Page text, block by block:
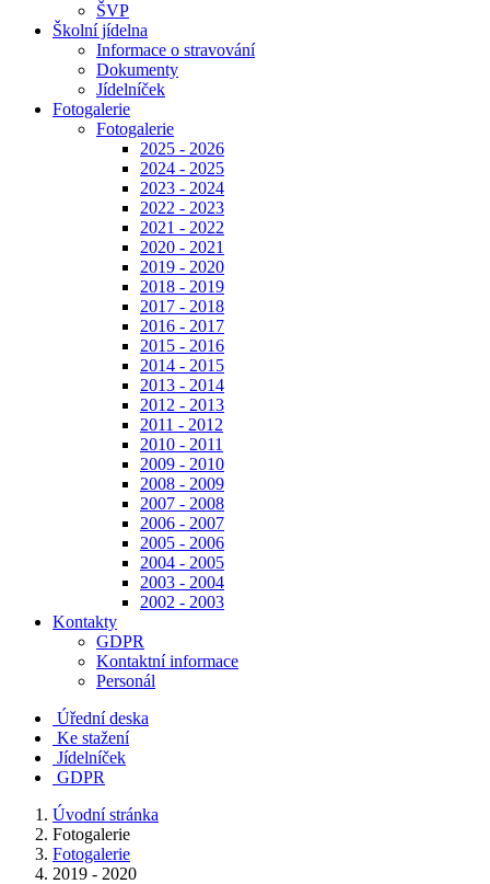
ŠVP
Školní jídelna
Informace o stravování
Dokumenty
Jídelníček
Fotogalerie
Fotogalerie
2025 - 2026
2024 - 2025
2023 - 2024
2022 - 2023
2021 - 2022
2020 - 2021
2019 - 2020
2018 - 2019
2017 - 2018
2016 - 2017
2015 - 2016
2014 - 2015
2013 - 2014
2012 - 2013
2011 - 2012
2010 - 2011
2009 - 2010
2008 - 2009
2007 - 2008
2006 - 2007
2005 - 2006
2004 - 2005
2003 - 2004
2002 - 2003
Kontakty
GDPR
Kontaktní informace
Personál
Úřední deska
Ke stažení
Jídelníček
GDPR
Úvodní stránka
Fotogalerie
Fotogalerie
2019 - 2020